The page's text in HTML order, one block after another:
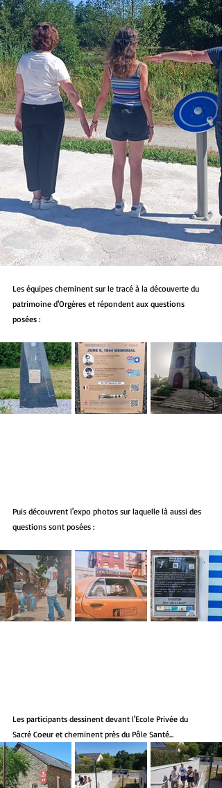
Les équipes cheminent sur le tracé à la découverte du
patrimoine d'Orgères et répondent aux questions
posées :
Puis découvrent l'expo photos sur laquelle là aussi des
questions sont posées :
Les participants dessinent devant l'Ecole Privée du
Sacré Coeur et cheminent près du Pôle Santé...